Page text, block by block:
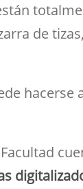
de
hacerse